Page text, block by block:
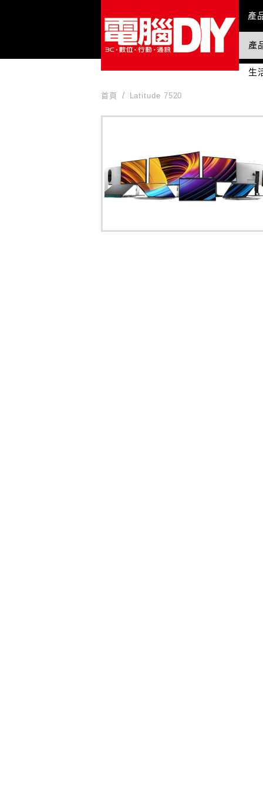
產
國
產
生
首頁 Latitude 7520